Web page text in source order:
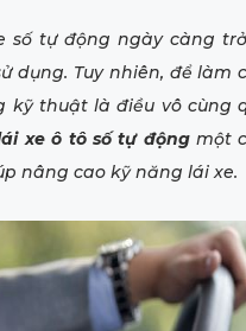
số tự động ngày càng
dụng. Tuy nhiên, để làm
kỹ thuật là điều vô cùng
xe ô tô số tự độngmột
nâng cao kỹ năng lái xe.